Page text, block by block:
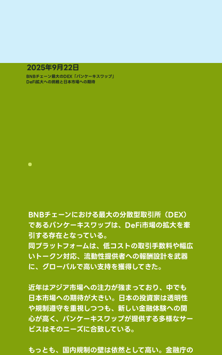
2025年9月22日
BNBチェーン最大のDEX「パンケーキスワップ」
DeFi拡大への挑戦と日本市場への期待
BNBチェーンにおける最大の分散型取引所（DEX）
であるパンケーキスワップは、DeFi市場の拡大を牽
引する存在となっている。
同プラットフォームは、低コストの取引手数料や幅広
いトークン対応、流動性提供者への報酬設計を武器
に、グローバルで高い支持を獲得してきた。
近年はアジア市場への注力が強まっており、中でも
日本市場への期待が大きい。日本の投資家は透明性
や規制遵守を重視しつつも、新しい金融体験への関
心が高く、パンケーキスワップが提供する多様なサー
ビスはそのニーズに合致している。
もっとも、国内規制の壁は依然として高い。金融庁の